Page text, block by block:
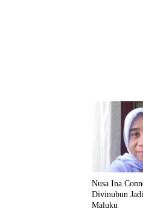
Nusa Ina
Divinubun
Maluku